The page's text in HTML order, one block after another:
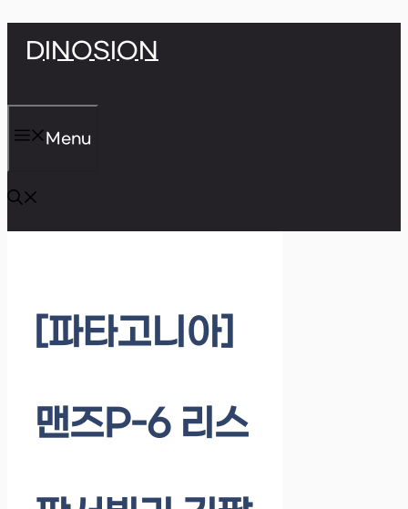
SkipDINOSION
Menu
[파타고니아]
맨즈P-6 리스